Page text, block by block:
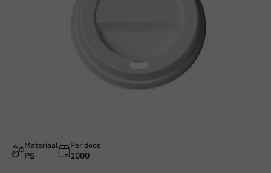
Materiaal
PS
Per doos
1000